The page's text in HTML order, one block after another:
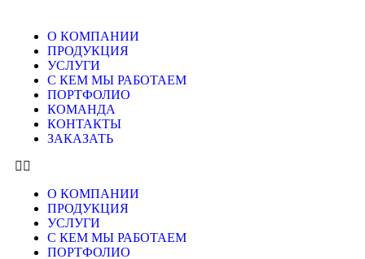
О КОМПАНИИ
ПРОДУКЦИЯ
УСЛУГИ
С КЕМ МЫ РАБОТАЕМ
ПОРТФОЛИО
КОМАНДА
КОНТАКТЫ
ЗАКАЗАТЬ
О КОМПАНИИ
ПРОДУКЦИЯ
УСЛУГИ
С КЕМ МЫ РАБОТАЕМ
ПОРТФОЛИО